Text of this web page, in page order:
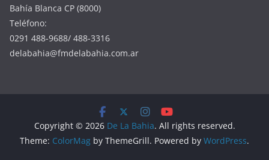
Bahía Blanca CP (8000)
Teléfono:
0291 488-9688/ 488-3316
delabahia@fmdelabahia.com.ar
Copyright © 2026 De La Bahia. All rights reserved.
Theme: ColorMag by ThemeGrill. Powered by WordPress.